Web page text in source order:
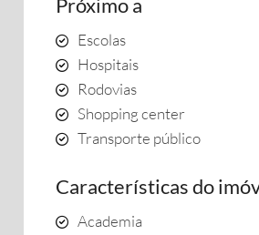
Próximo a
Escolas
Hospitais
Rodovias
Shopping center
Transporte público
Características do
Academia